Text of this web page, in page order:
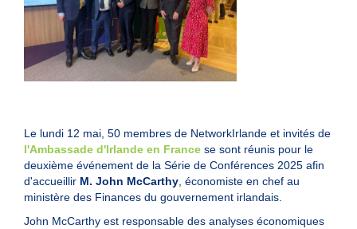
Le lundi 12 mai, 50 membres de NetworkIrlande et invités de
l'Ambassade d'Irlande en France se sont réunis pour le
deuxième événement de la Série de Conférences 2025 afin
d'accueillir M. John McCarthy, économiste en chef au
ministère des Finances du gouvernement irlandais.
John McCarthy est responsable des analyses économiques